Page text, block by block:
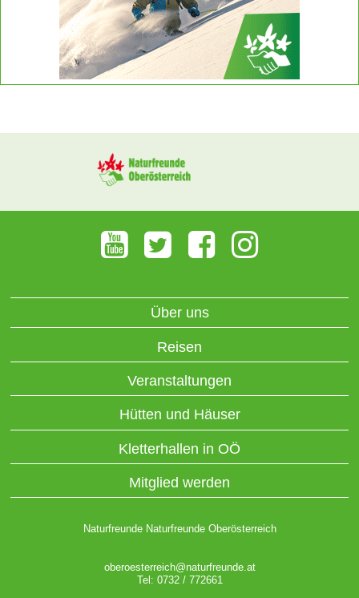
Über uns
Reisen
Veranstaltungen
Hütten und Häuser
Kletterhallen in OÖ
Mitglied werden
Naturfreunde Naturfreunde Oberösterreich
oberoesterreich@naturfreunde.at
Tel: 0732 / 772661